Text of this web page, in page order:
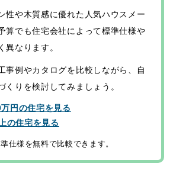
性や木質感に優れた人気ハウスメー
算でも住宅会社によって標準仕様や
異なります。
事例やカタログを比較しながら、自
くりを検討してみましょう。
円の住宅を見る
の住宅を見る
仕様を無料で比較できます。